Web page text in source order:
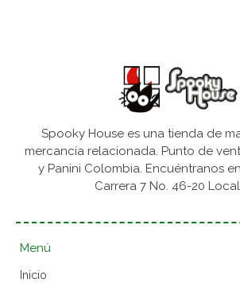
Spooky House es una tienda de
mercancía relacionada. Punto de
y Panini Colombia. Encuéntranos
Carrera 7 No. 46-20
Menú
Inicio